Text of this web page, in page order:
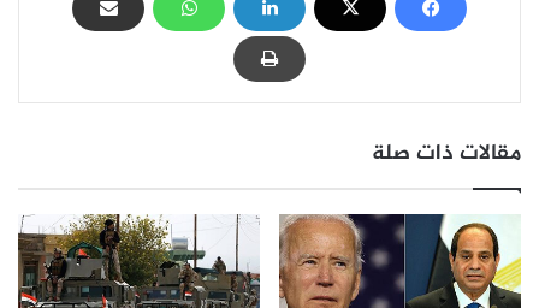
مقالات ذات صلة